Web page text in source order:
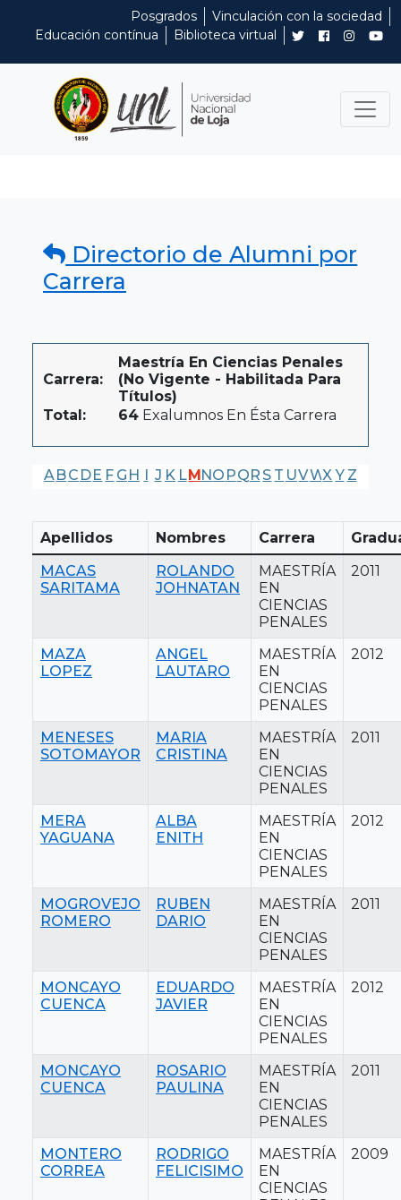
Posgrados
Vinculación con la sociedad
Educación contínua
Biblioteca virtual
Directorio de Alumni por
Carrera
Carrera:
Maestría En Ciencias Penales
(No Vigente - Habilitada Para
Títulos)
Total:
64 Exalumnos En Ésta Carrera
A BC DE F G H I J K LMNO PQR S T UVWX Y Z
Apellidos Nombres Carrera
MACAS
SARITAMA
ROLANDO
JOHNATAN
MAESTRÍA
EN
CIENCIAS
PENALES
2011
MAZA
LOPEZ
ANGEL
LAUTARO
MAESTRÍA
EN
CIENCIAS
PENALES
2012
MENESES
SOTOMAYOR
MARIA
CRISTINA
MAESTRÍA
EN
CIENCIAS
PENALES
2011
MERA
YAGUANA
ALBA
ENITH
MAESTRÍA
EN
CIENCIAS
PENALES
2012
MOGROVEJO
ROMERO
RUBEN
DARIO
MAESTRÍA
EN
CIENCIAS
PENALES
2011
MONCAYO
CUENCA
EDUARDO
JAVIER
MAESTRÍA
EN
CIENCIAS
PENALES
2012
MONCAYO
CUENCA
ROSARIO
PAULINA
MAESTRÍA
EN
CIENCIAS
PENALES
2011
MONTERO
CORREA
RODRIGO
FELICISIMO
MAESTRÍA
EN
CIENCIAS
2009